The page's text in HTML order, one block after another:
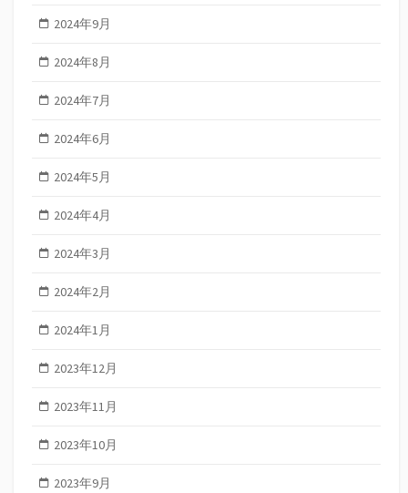
2024年9月
2024年8月
2024年7月
2024年6月
2024年5月
2024年4月
2024年3月
2024年2月
2024年1月
2023年12月
2023年11月
2023年10月
2023年9月